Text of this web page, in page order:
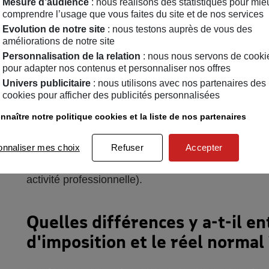
2 Vous êtes travailleur
régime fiscal choisir ?
Si votre chiffre d’affaires ou vos recettes sont
entreprise (ou sur option de votre part), vous
Ce qui implique que vous devrez déposer un
entreprises (SIE) du lieu de situation de votre
(chiffre d’affaires ou recettes, diminué des
activité professionnelle).
Quelles différences y a-t-il
d'imposition et le réel normal
comprendre l’usage que vous faites du site et de nos services
Evolution de notre site : nous testons auprès de vous des
améliorations de notre site
Personnalisation de la relation : nous nous servons de
pour adapter nos contenus et personnaliser nos offres
Univers publicitaire : nous utilisons avec nos partenaires des
cookies pour afficher des publicités personnalisées
notre politique cookies et la liste de nos partenaires
mes choix Refuser Accepter